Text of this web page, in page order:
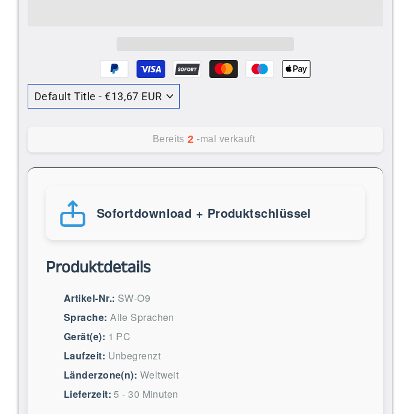
Bereits 2 -mal verkauft
Sofortdownload + Produktschlüssel
Produktdetails
Artikel-Nr.: SW-O9
Sprache: Alle Sprachen
Gerät(e): 1 PC
Laufzeit: Unbegrenzt
Länderzone(n): Weltweit
Lieferzeit: 5 - 30 Minuten